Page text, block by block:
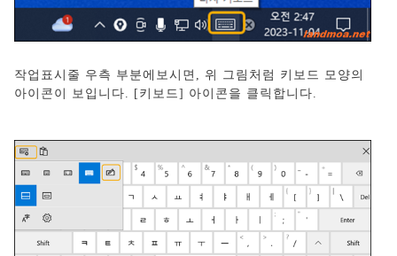
작업표시줄 우측 부분에보시면, 위 그림처럼 키보드 모양의
아이콘이 보입니다. [키보드] 아이콘을 클릭합니다.